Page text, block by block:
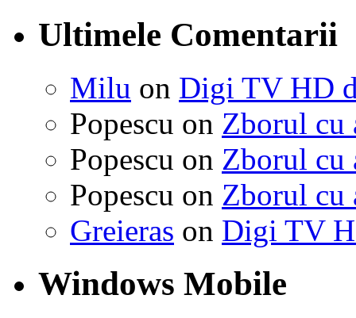
Ultimele Comentarii
Milu on Digi TV HD
Popescu on Zborul cu
Popescu on Zborul cu
Popescu on Zborul cu
Greieras on Digi TV
Windows Mobile